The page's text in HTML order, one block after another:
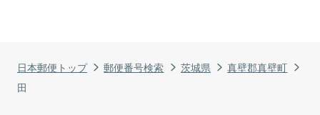
日本郵便トップ 郵便番号検索 茨城県
真壁郡真壁町
田